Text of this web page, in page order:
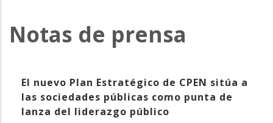
Notas de prensa
El nuevo Plan Estratégico de CPEN sitúa a
las sociedades públicas como punta de
lanza del liderazgo público